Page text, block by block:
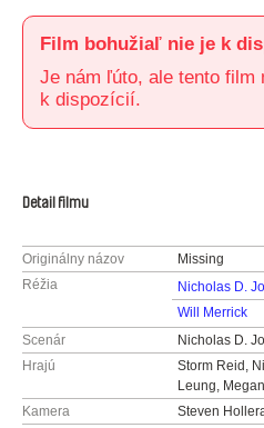
Film bohužiaľ nie je k
Je nám ľúto, ale tento film
k dispozícií.
Detail filmu
Originálny názov
Missing
Réžia
Nicholas D.
Will Merrick
Scenár
Nicholas D.
Hrajú
Storm Reid,
Leung,
Kamera
Steven